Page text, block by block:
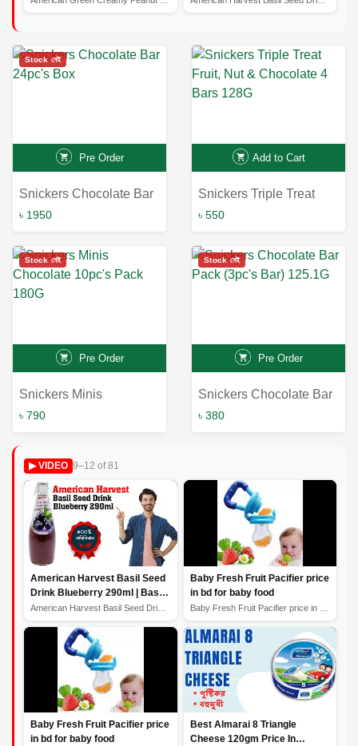
Pre Order
Stock নেই
Snickers Chocolate Bar
24pc's Box
৳ 1950
Add to Cart
Snickers Triple Treat
Fruit, Nut & Chocolate 4
৳ 550
Pre Order
Stock নেই
Snickers Minis
Chocolate 10pc's Pack
৳ 790
Pre Order
Stock নেই
Snickers Chocolate Bar
Pack (3pc's Bar) 125.1G
৳ 380
▶ VIDEO 9–12 of 81
American Harvest Basil Seed
Drink Blueberry 290ml | Basil
Seed Drink Price in
Bangladesh
Baby Fresh Fruit Pacifier price
in bd for baby food
Baby Fresh Fruit Pacifier price
in bd for baby food
Best Almarai 8 Triangle
Cheese 120gm Price In